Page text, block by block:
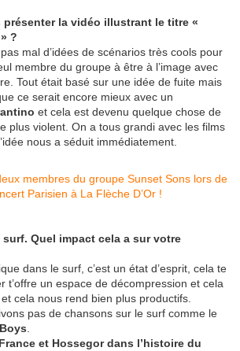
présenter la vidéo illustrant le titre «
?
mal d’idées de scénarios très cools pour
membre du groupe à être à l’image avec
Tout était basé sur une idée de fuite mais
ce serait encore mieux avec un
et cela est devenu quelque chose de
plus violent. On a tous grandi avec les films
nous a séduit immédiatement.
Quel impact cela a sur votre
dans le surf, c’est un état d’esprit, cela te
t’offre un espace de décompression et cela
cela nous rend bien plus productifs.
pas de chansons sur le surf comme le
et Hossegor dans l’histoire du